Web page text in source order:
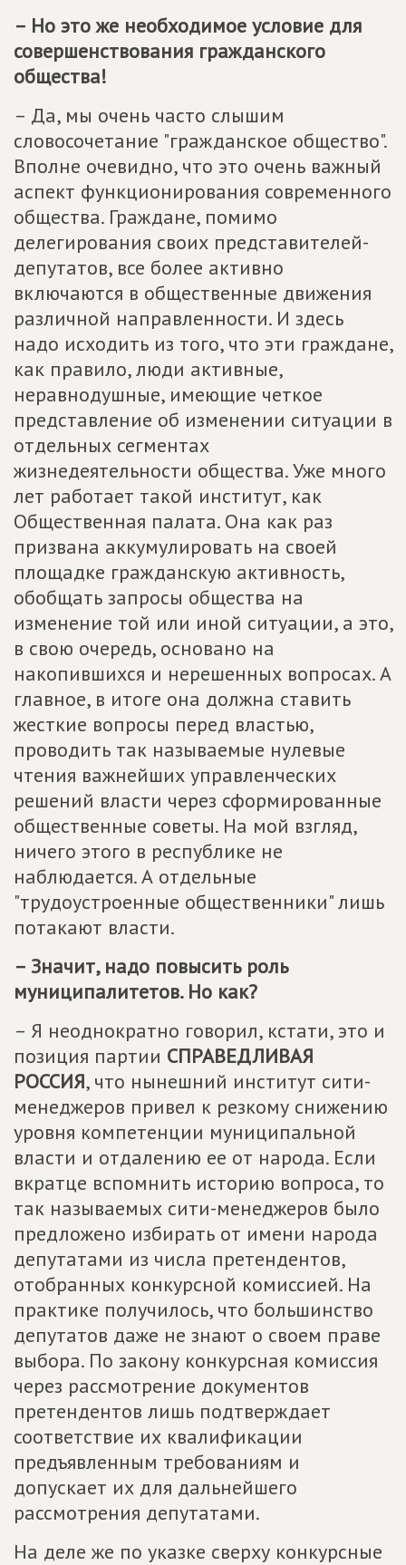
– Но это же необходимое условие для
совершенствования гражданского
общества!
– Да, мы очень часто слышим
словосочетание "гражданское общество".
Вполне очевидно, что это очень важный
аспект функционирования современного
общества. Граждане, помимо
делегирования своих представителей-
депутатов, все более активно
включаются в общественные движения
различной направленности. И здесь
надо исходить из того, что эти граждане,
как правило, люди активные,
неравнодушные, имеющие четкое
представление об изменении ситуации в
отдельных сегментах
жизнедеятельности общества. Уже много
лет работает такой институт, как
Общественная палата. Она как раз
призвана аккумулировать на своей
площадке гражданскую активность,
обобщать запросы общества на
изменение той или иной ситуации, а это,
в свою очередь, основано на
накопившихся и нерешенных вопросах. А
главное, в итоге она должна ставить
жесткие вопросы перед властью,
проводить так называемые нулевые
чтения важнейших управленческих
решений власти через сформированные
общественные советы. На мой взгляд,
ничего этого в республике не
наблюдается. А отдельные
"трудоустроенные общественники" лишь
потакают власти.
– Значит, надо повысить роль
муниципалитетов. Но как?
– Я неоднократно говорил, кстати, это и
позиция партии СПРАВЕДЛИВАЯ
РОССИЯ, что нынешний институт сити-
менеджеров привел к резкому снижению
уровня компетенции муниципальной
власти и отдалению ее от народа. Если
вкратце вспомнить историю вопроса, то
так называемых сити-менеджеров было
предложено избирать от имени народа
депутатами из числа претендентов,
отобранных конкурсной комиссией. На
практике получилось, что большинство
депутатов даже не знают о своем праве
выбора. По закону конкурсная комиссия
через рассмотрение документов
претендентов лишь подтверждает
соответствие их квалификации
предъявленным требованиям и
допускает их для дальнейшего
рассмотрения депутатами.
На деле же по указке сверху конкурсные